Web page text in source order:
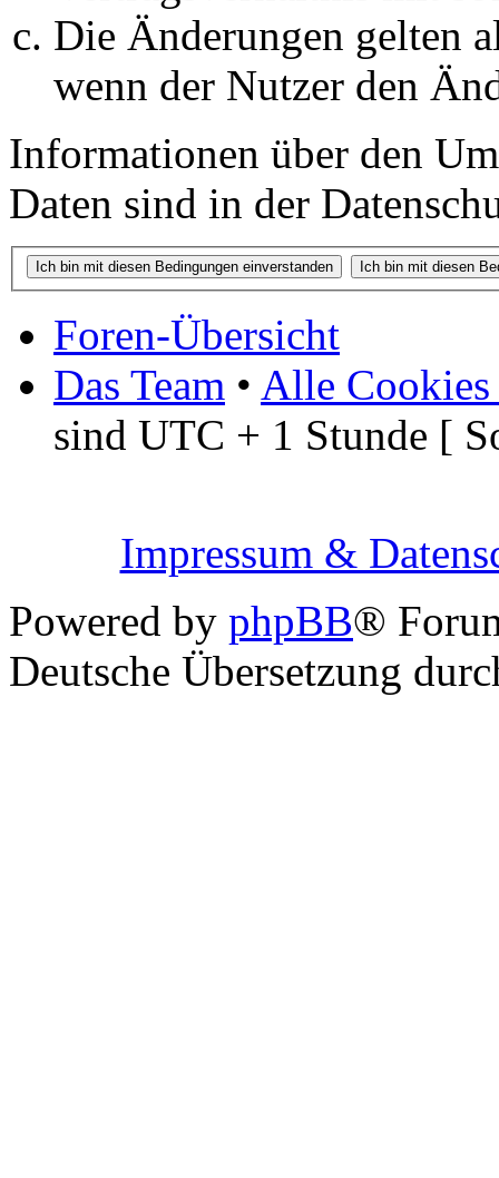
Die Änderungen gelten
wenn der Nutzer den
Informationen über den
Daten sind in der
Foren-Übersicht
Das Team • Alle Cookies
sind UTC + 1 Stunde [
Impressum &
Powered by phpBB®
Deutsche Übersetzung